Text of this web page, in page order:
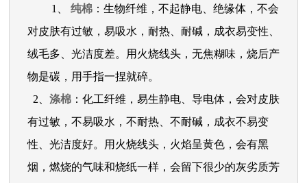
1、纯棉 ：生物纤维，不起静电、绝缘体，不会
对皮肤有过敏，易吸水，耐热、耐碱，成衣易变性、
绒毛多、光洁度差。用火烧线头，无焦糊味，烧后产
物是碳，用手指一捏就碎。
2、 涤棉：化工纤维，易生静电、导电体，会对皮肤
有过敏，不易吸水，不耐热、不耐碱，成衣不易变
性、光洁度好。用火烧线头，火焰呈黄色，会有黑
烟，燃烧的气味和烧纸一样，会留下很少的灰劣质芳